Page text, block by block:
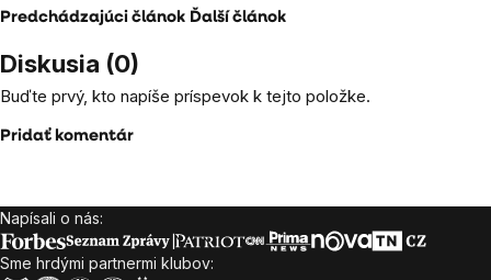
Predchádzajúci článok Ďalší článok
Diskusia (0)
Buďte prvý, kto napíše príspevok k tejto položke.
Pridať komentár
Zápätie
Napísali o nás:
Sme hrdými partnermi klubov: